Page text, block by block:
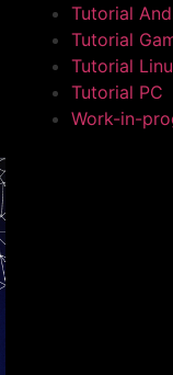
Tutorial
Tutorial
Tutorial
Tutorial PC
Work-in-